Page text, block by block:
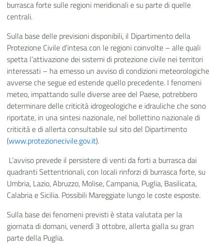
burrasca forte sulle regioni meridionali e su parte di quelle
centrali.
Sulla base delle previsioni disponibili, il Dipartimento della
Protezione Civile d’intesa con le regioni coinvolte – alle quali
spetta l’attivazione dei sistemi di protezione civile nei territori
interessati – ha emesso un avviso di condizioni meteorologiche
avverse che segue ed estende quello precedente. I fenomeni
meteo, impattando sulle diverse aree del Paese, potrebbero
determinare delle criticità idrogeologiche e idrauliche che sono
riportate, in una sintesi nazionale, nel bollettino nazionale di
criticità e di allerta consultabile sul sito del Dipartimento
(www.protezionecivile.gov.it).
L’avviso prevede il persistere di venti da forti a burrasca dai
quadranti Settentrionali, con locali rinforzi di burrasca forte, su
Umbria, Lazio, Abruzzo, Molise, Campania, Puglia, Basilicata,
Calabria e Sicilia. Possibili Mareggiate lungo le coste esposte.
Sulla base dei fenomeni previsti è stata valutata per la
giornata di domani, venerdì 3 ottobre, allerta gialla su gran
parte della Puglia.